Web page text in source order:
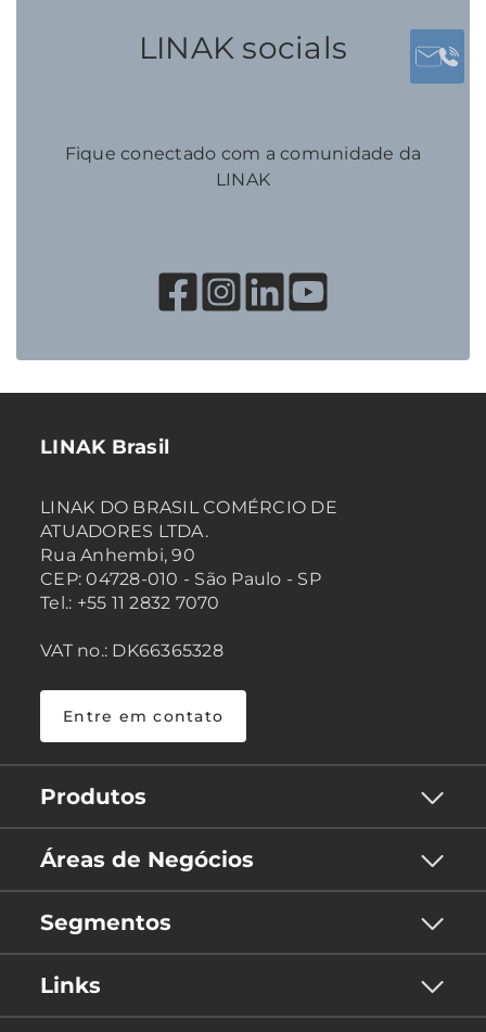
LINAK socials
Fique conectado com a comunidade da
LINAK
LINAK Brasil
LINAK DO BRASIL COMÉRCIO DE
ATUADORES LTDA.
Rua Anhembi, 90
CEP: 04728-010 - São Paulo - SP
Tel.: +55 11 2832 7070
VAT no.: DK66365328
Entre em contato
Produtos
Áreas de Negócios
Segmentos
Links